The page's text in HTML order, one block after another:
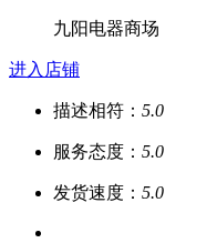
九阳电器商场
进入店铺
描述相符： 5.0
服务态度： 5.0
发货速度： 5.0